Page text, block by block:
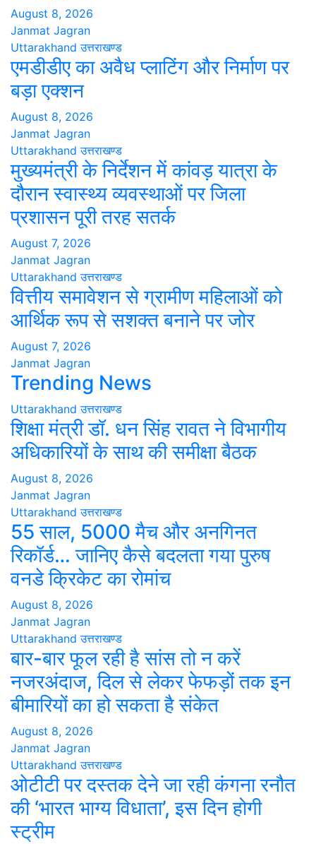
August 8, 2026
Janmat Jagran
Uttarakhand उत्तराखण्ड
एमडीडीए का अवैध प्लाटिंग और निर्माण पर
बड़ा एक्शन
August 8, 2026
Janmat Jagran
Uttarakhand उत्तराखण्ड
मुख्यमंत्री के निर्देशन में कांवड़ यात्रा के
दौरान स्वास्थ्य व्यवस्थाओं पर जिला
प्रशासन पूरी तरह सतर्क
August 7, 2026
Janmat Jagran
Uttarakhand उत्तराखण्ड
वित्तीय समावेशन से ग्रामीण महिलाओं को
आर्थिक रूप से सशक्त बनाने पर जोर
August 7, 2026
Janmat Jagran
Trending News
Uttarakhand उत्तराखण्ड
शिक्षा मंत्री डॉ. धन सिंह रावत ने विभागीय
अधिकारियों के साथ की समीक्षा बैठक
August 8, 2026
Janmat Jagran
Uttarakhand उत्तराखण्ड
55 साल, 5000 मैच और अनगिनत
रिकॉर्ड… जानिए कैसे बदलता गया पुरुष
वनडे क्रिकेट का रोमांच
August 8, 2026
Janmat Jagran
Uttarakhand उत्तराखण्ड
बार-बार फूल रही है सांस तो न करें
नजरअंदाज, दिल से लेकर फेफड़ों तक इन
बीमारियों का हो सकता है संकेत
August 8, 2026
Janmat Jagran
Uttarakhand उत्तराखण्ड
ओटीटी पर दस्तक देने जा रही कंगना रनौत
की ‘भारत भाग्य विधाता’, इस दिन होगी
स्ट्रीम